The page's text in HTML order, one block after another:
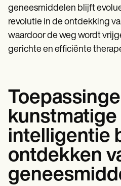
geneesmiddelen blijft
revolutie in de ontdekking
waardoor de weg wordt
gerichte en efficiënte
kunstmatige
intelligentie
ontdekken